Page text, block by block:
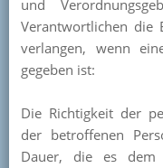
und
Verantwortlichen die
verlangen, wenn
gegeben ist:
Die Richtigkeit der
der betroffenen
Dauer, die es dem